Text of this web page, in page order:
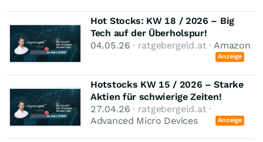
Hot Stocks: KW 18 / 2026 – Big
Tech auf der Überholspur!
04.05.26 · ratgebergeld.at ·Amazon
Anzeige
Hotstocks KW 15 / 2026 – Starke
Aktien für schwierige Zeiten!
27.04.26 · ratgebergeld.at ·
Advanced Micro Devices
Anzeige